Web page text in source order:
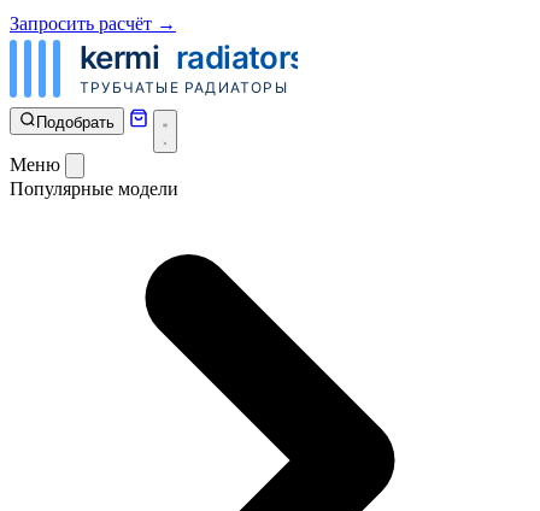
Запросить расчёт →
Подобрать
Меню
Популярные модели